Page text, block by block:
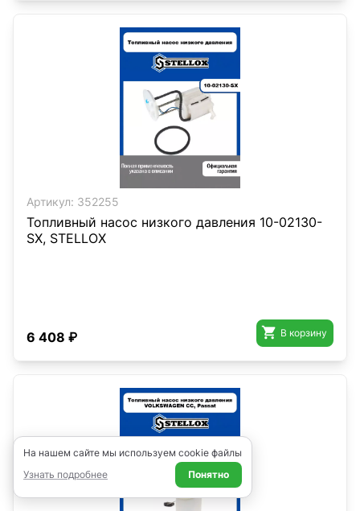
Артикул: 352255
Топливный насос низкого давления 10-02130-
SX, STELLOX
6 408 ₽  В корзину
На нашем сайте мы используем cookie файлы
Узнать подробнее
Понятно